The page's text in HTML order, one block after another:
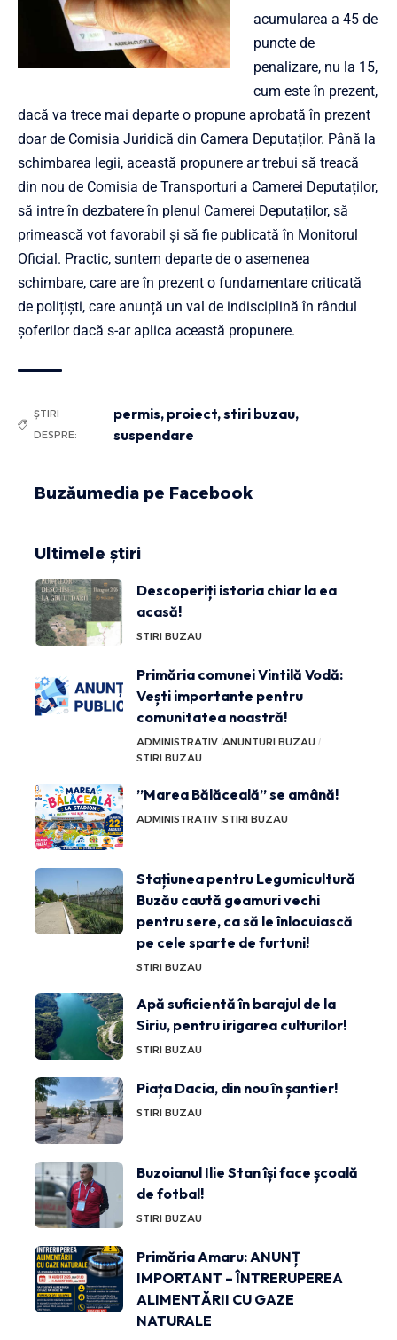
acumularea a 45 de
puncte de
penalizare, nu la 15,
cum este în prezent,
dacă va trece mai departe o propune aprobată în prezent
doar de Comisia Juridică din Camera Deputaților. Până la
schimbarea legii, această propunere ar trebui să treacă
din nou de Comisia de Transporturi a Camerei Deputaților,
să intre în dezbatere în plenul Camerei Deputaților, să
primească vot favorabil și să fie publicată în Monitorul
Oficial. Practic, suntem departe de o asemenea
schimbare, care are în prezent o fundamentare criticată
de polițiști, care anunță un val de indisciplină în rândul
șoferilor dacă s-ar aplica această propunere.
ȘTIRI
DESPRE:
permis, proiect,stiri buzau,
suspendare
Buzăumedia pe Facebook
Ultimele știri
Descoperiți istoria chiar la ea
acasă!
STIRI BUZAU
Primăria comunei Vintilă Vodă:
Vești importante pentru
comunitatea noastră!
ADMINISTRATIV ANUNTURI BUZAU
STIRI BUZAU
”Marea Bălăceală” se amână!
ADMINISTRATIV STIRI BUZAU
Stațiunea pentru Legumicultură
Buzău caută geamuri vechi
pentru sere, ca să le înlocuiască
pe cele sparte de furtuni!
STIRI BUZAU
Apă suficientă în barajul de la
Siriu, pentru irigarea culturilor!
STIRI BUZAU
Piața Dacia, din nou în șantier!
STIRI BUZAU
Buzoianul Ilie Stan își face școală
de fotbal!
STIRI BUZAU
Primăria Amaru: ANUNȚ
IMPORTANT – ÎNTRERUPEREA
ALIMENTĂRII CU GAZE
NATURALE